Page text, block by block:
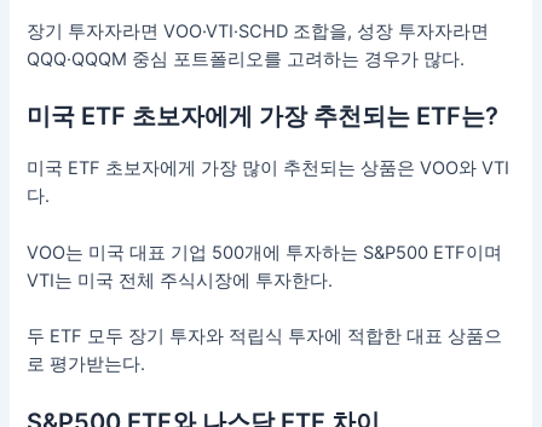
장기 투자자라면 VOO·VTI·SCHD 조합을, 성장 투자자라면
QQQ·QQQM 중심 포트폴리오를 고려하는 경우가 많다.
미국 ETF 초보자에게 가장 추천되는 ETF는?
미국 ETF 초보자에게 가장 많이 추천되는 상품은 VOO와 VTI
다.
VOO는 미국 대표 기업 500개에 투자하는 S&P500 ETF이며
VTI는 미국 전체 주식시장에 투자한다.
두 ETF 모두 장기 투자와 적립식 투자에 적합한 대표 상품으
로 평가받는다.